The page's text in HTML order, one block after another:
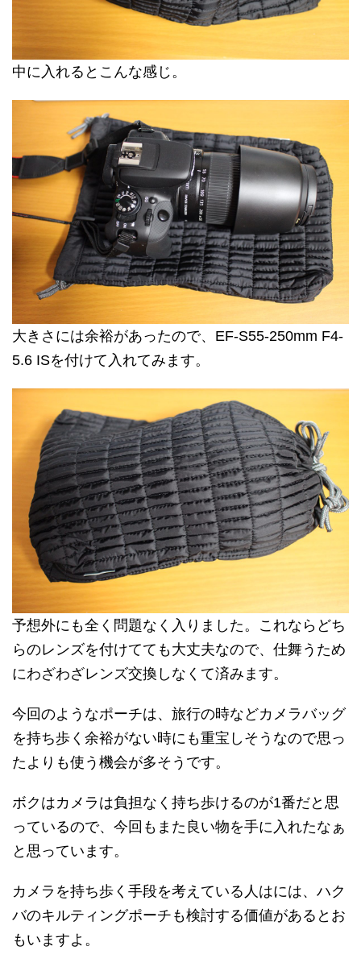
中に入れるとこんな感じ。
大きさには余裕があったので、EF-S55-250mm F4-
5.6 ISを付けて入れてみます。
予想外にも全く問題なく入りました。これならどち
らのレンズを付けてても大丈夫なので、仕舞うため
にわざわざレンズ交換しなくて済みます。
今回のようなポーチは、旅行の時などカメラバッグ
を持ち歩く余裕がない時にも重宝しそうなので思っ
たよりも使う機会が多そうです。
ボクはカメラは負担なく持ち歩けるのが1番だと思
っているので、今回もまた良い物を手に入れたなぁ
と思っています。
カメラを持ち歩く手段を考えている人はには、ハク
バのキルティングポーチも検討する価値があるとお
もいますよ。